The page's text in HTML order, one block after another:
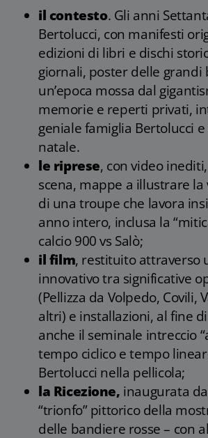
il contesto. Gli anni
Bertolucci, con manifesti
edizioni di libri e dischi
giornali, poster delle grandi
un’epoca mossa dal
memorie e reperti privati,
geniale famiglia Bertolucci
natale.
le riprese, con video
scena, mappe a illustrare
di una troupe che lavora
anno intero, inclusa la
calcio 900 vs Salò;
il film, restituito attraverso
innovativo tra significative
(Pellizza da Volpedo, Covili,
altri) e installazioni, al fine
anche il seminale intreccio
tempo ciclico e tempo
Bertolucci nella pellicola;
la Ricezione, inaugurata
“trionfo” pittorico della
delle bandiere rosse – con